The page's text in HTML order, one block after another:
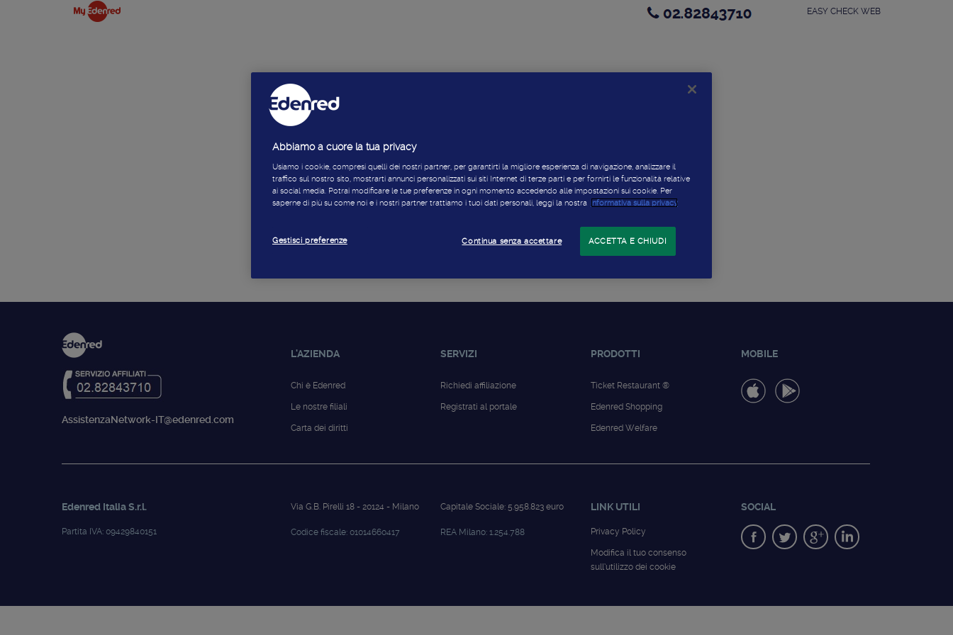
02.82843710 EASY CHECK WEB
AssistenzaNetwork-IT@edenred.com
L'AZIENDA
Chi è Edenred
Le nostre filiali
Carta dei diritti
SERVIZI
Richiedi affiliazione
Registrati al portale
PRODOTTI
Ticket Restaurant ®
Edenred Shopping
Edenred Welfare
MOBILE
Edenred Italia S.r.l.
Partita IVA: 09429840151
Via G.B. Pirelli 18 - 20124 - Milano
Codice fiscale: 01014660417
Capitale Sociale: 5.958.823 euro
REA Milano: 1.254.788
LINK UTILI
Privacy Policy
Modifica il tuo consenso
sull’utilizzo dei cookie
SOCIAL
Abbiamo a cuore la tua privacy
Usiamo i cookie, compresi quelli dei nostri partner, per garantirti la migliore esperienza di navigazione, analizzare il
traffico sul nostro sito, mostrarti annunci personalizzati sui siti Internet di terze parti e per fornirti le funzionalità relative
ai social media. Potrai modificare le tue preferenze in ogni momento accedendo alle impostazioni sui cookie. Per
saperne di più su come noi e i nostri partner trattiamo i tuoi dati personali, leggi la nostra informativa sulla privacy
Continua senza accettare ACCETTA E CHIUDI
Gestisci preferenze